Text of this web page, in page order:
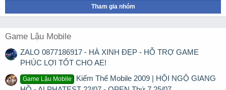
Tham gia nhóm
Game Lậu Mobile
ZALO 0877186917 - HÀ XINH ĐẸP - HỖ TRỢ GAME
PHÚC LỢI TỐT CHO AE!
Game Lậu Mobile
Kiếm Thế Mobile 2009 | HỘI NGỘ GIANG